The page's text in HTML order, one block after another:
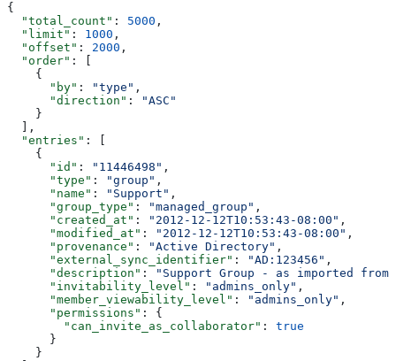
{
  "total_count"
: 5000 ,
  "limit"
: 1000 ,
  "offset"
: 2000 ,
  "order"
: [
    {
      "by"
: "type" ,
      "direction"
:
"ASC"
    }
  ],
  "entries"
: [
    {
      "id"
: "11446498" ,
      "type"
: "group" ,
      "name"
: "Support" ,
      "group_type"
: "managed_group" ,
      "created_at"
: "2012-12-12T10:53:43-08:00" ,
      "modified_at"
: "2012-12-12T10:53:43-08:00" ,
      "provenance"
: "Active Directory" ,
      "external_sync_identifier"
: "AD:123456" ,
      "description"
:
"Support Group - as imported
      "invitability_level"
: "admins_only" ,
      "member_viewability_level"
: "admins_only" ,
      "permissions"
: {
        "can_invite_as_collaborator"
: true
      }
    }